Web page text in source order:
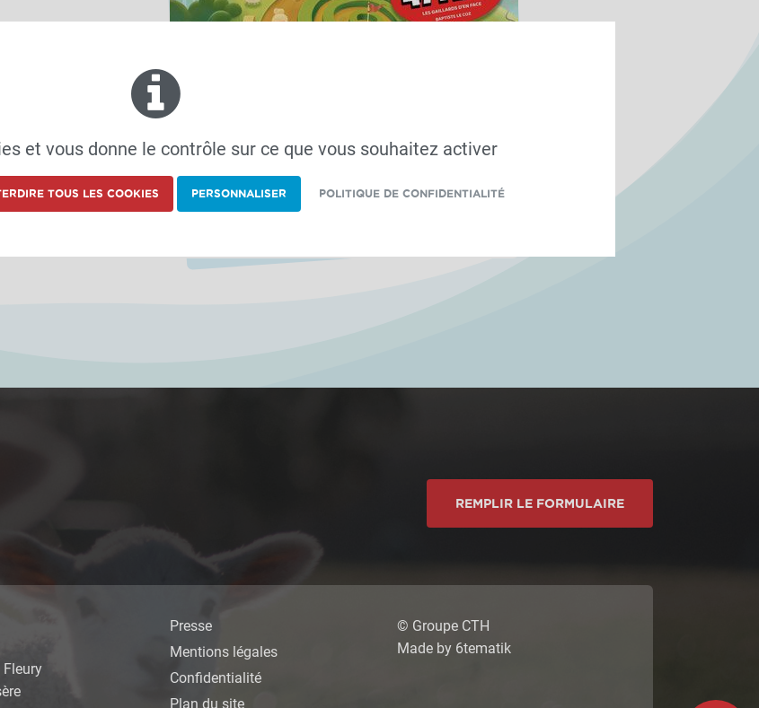
REMPLIR LE FORMULAIRE
Presse
Mentions légales
Confidentialité
Plan du site
© Groupe CTH
Made by 6tematik
et vous donne le contrôle sur ce que vous souhaitez activer
TOUS LES COOKIES PERSONNALISER POLITIQUE DE CONFIDENTIALITÉ